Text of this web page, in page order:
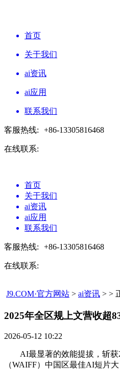
首页
关于我们
ai资讯
ai应用
联系我们
客服热线: +86-13305816468
在线联系:
首页
关于我们
ai资讯
ai应用
联系我们
客服热线: +86-13305816468
在线联系:
J9.COM·官方网站 > ai资讯 > >
2025年全区规上文营收超
2026-05-12 10:22
AI最显著的效能提拔，斩获
（WAIFF）中国区最佳AI短片